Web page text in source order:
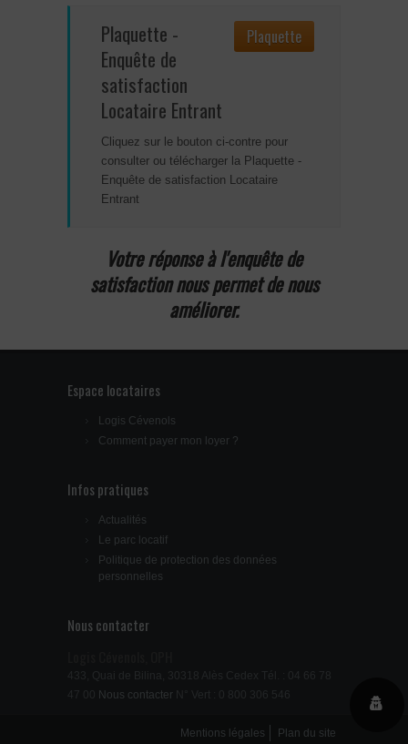
Plaquette
Plaquette -
Enquête de
satisfaction
Locataire Entrant
Cliquez sur le bouton ci-contre pour
consulter ou télécharger la Plaquette -
Enquête de satisfaction Locataire
Entrant
Votre réponse à l'enquête de
satisfaction nous permet de nous
améliorer.
Espace locataires
Logis Cévenols
Comment payer mon loyer ?
Infos pratiques
Actualités
Le parc locatif
Politique de protection des données
personnelles
Nous contacter
433, Quai de Bilina, 30318 Alès Cedex Tél. : 04 66 78
47 00
Nous contacter
Mentions légales Plan du site